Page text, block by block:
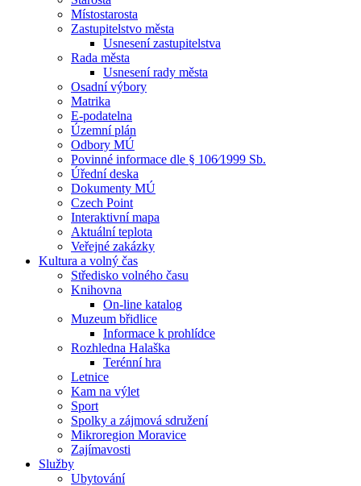
Místostarosta
Zastupitelstvo města
Usnesení zastupitelstva
Rada města
Usnesení rady města
Osadní výbory
Matrika
E-podatelna
Územní plán
Odbory MÚ
Povinné informace dle § 106⁄1999 Sb.
Úřední deska
Dokumenty MÚ
Czech Point
Interaktivní mapa
Aktuální teplota
Veřejné zakázky
Kultura a volný čas
Středisko volného času
Knihovna
On-line katalog
Muzeum břidlice
Informace k prohlídce
Rozhledna Halaška
Terénní hra
Letnice
Kam na výlet
Sport
Spolky a zájmová sdružení
Mikroregion Moravice
Zajímavosti
Služby
Ubytování